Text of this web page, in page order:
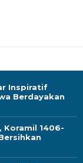
Inspiratif
Berdayakan
Koramil 1406-